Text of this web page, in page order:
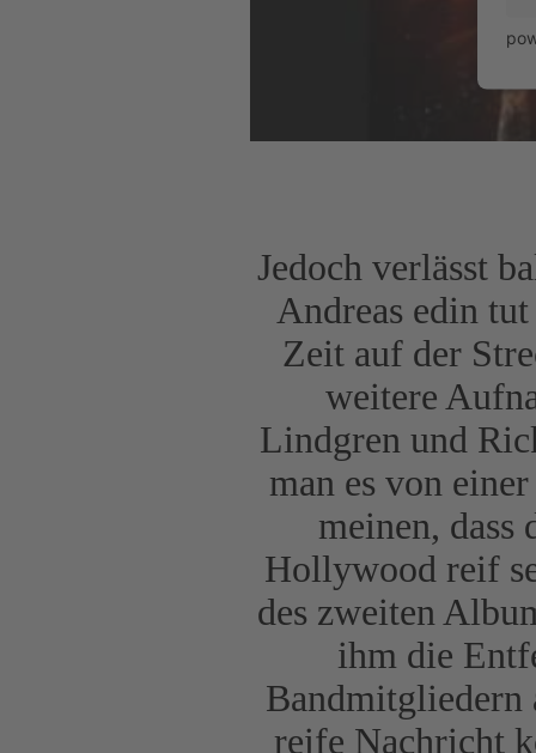
Jedoch verlässt
Andreas edin
Zeit auf der
weitere
Lindgren und
man es von
meinen, dass
Hollywood reif
des zweiten
ihm die
reife Nachricht